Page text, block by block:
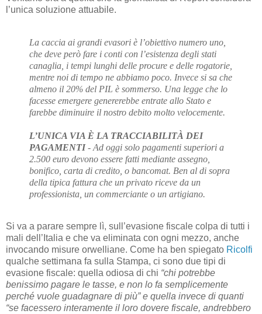
l’unica soluzione attuabile.
La caccia ai grandi evasori è l’obiettivo numero uno,
che deve però fare i conti con l’esistenza degli stati
canaglia, i tempi lunghi delle procure e delle rogatorie,
mentre noi di tempo ne abbiamo poco. Invece si sa che
almeno il 20% del PIL è sommerso. Una legge che lo
facesse emergere genererebbe entrate allo Stato e
farebbe diminuire il nostro debito molto velocemente.
L’UNICA VIA È LA TRACCIABILITÀ DEI
PAGAMENTI- Ad oggi solo pagamenti superiori a
2.500 euro devono essere fatti mediante assegno,
bonifico, carta di credito, o bancomat. Ben al di sopra
della tipica fattura che un privato riceve da un
professionista, un commerciante o un artigiano.
Si va a parare sempre lì, sull’evasione fiscale colpa di tutti i
mali dell’Italia e che va eliminata con ogni mezzo, anche
invocando misure orwelliane. Come ha ben spiegato Ricolfi
qualche settimana fa sulla Stampa, ci sono due tipi di
evasione fiscale: quella odiosa di chi “chi potrebbe
benissimo pagare le tasse, e non lo fa semplicemente
perché vuole guadagnare di più” e quella invece di quanti
“se facessero interamente il loro dovere fiscale, andrebbero